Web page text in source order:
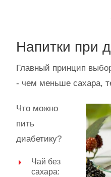
Напитки при
Главный принцип
- чем меньше сахара,
Что можно
пить
диабетику?
Чай без
сахара: